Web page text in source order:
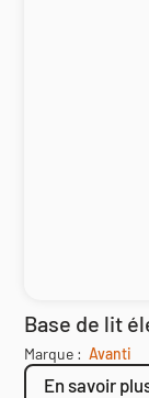
Base de lit
Marque : Avanti
En savoir